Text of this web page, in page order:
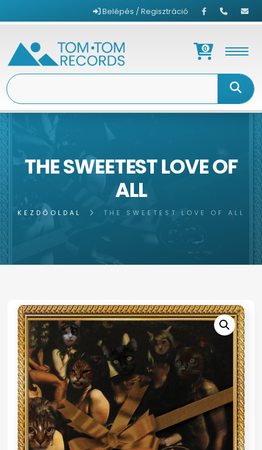
Belépés / Regisztráció
0
THE SWEETEST LOVE OF
ALL
KEZDŐOLDAL THE SWEETEST LOVE OF ALL